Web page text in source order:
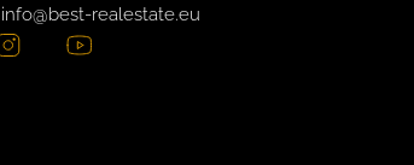
info@best-realestate.eu